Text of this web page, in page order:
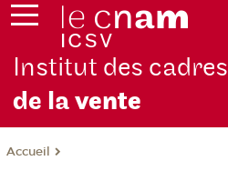
Institut des cadres
de lavente
Accueil